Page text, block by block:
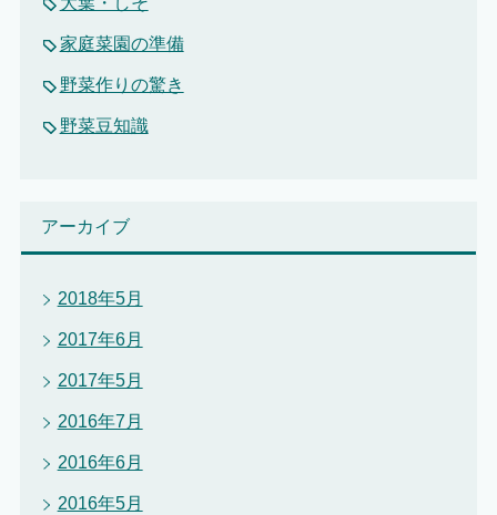
家庭菜園の準備
野菜作りの驚き
野菜豆知識
アーカイブ
2018年5月
2017年6月
2017年5月
2016年7月
2016年6月
2016年5月